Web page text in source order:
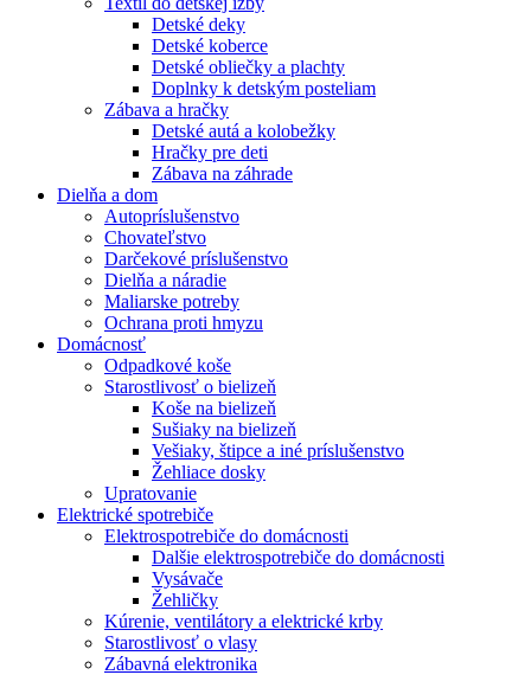
Detské deky
Detské koberce
Detské obliečky a plachty
Doplnky k detským posteliam
Zábava a hračky
Detské autá a kolobežky
Hračky pre deti
Zábava na záhrade
Dielňa a dom
Autopríslušenstvo
Chovateľstvo
Darčekové príslušenstvo
Dielňa a náradie
Maliarske potreby
Ochrana proti hmyzu
Domácnosť
Odpadkové koše
Starostlivosť o bielizeň
Koše na bielizeň
Sušiaky na bielizeň
Vešiaky, štipce a iné príslušenstvo
Žehliace dosky
Upratovanie
Elektrické spotrebiče
Elektrospotrebiče do domácnosti
Dalšie elektrospotrebiče do domácnosti
Vysávače
Žehličky
Kúrenie, ventilátory a elektrické krby
Starostlivosť o vlasy
Zábavná elektronika